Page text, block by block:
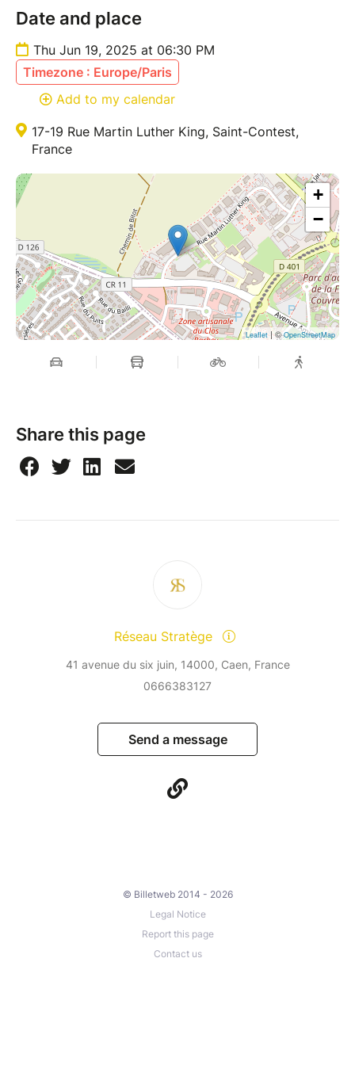
Date and place
Thu Jun 19, 2025 at 06:30 PM
Timezone : Europe/Paris
Add to my calendar
17-19 Rue Martin Luther King, Saint-Contest,
France
+
−
Leaflet| ©OpenStreetMap
Share this page
Réseau Stratège
41 avenue du six juin, 14000, Caen, France
0666383127
Send a message
© Billetweb 2014 - 2026
Legal Notice
Report this page
Contact us